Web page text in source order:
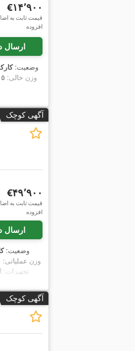
‎€۱۴٬۹۰۰
قیمت ثابت به
افزوده
ارسال
وضعیت:
, وزن خالی:
آگهی کوچک
‎€۴۹٬۹۰۰
قیمت ثابت به
افزوده
ارسال
وضعیت:
, وزن عملیاتی:
, تجهیزات:
آگهی کوچک